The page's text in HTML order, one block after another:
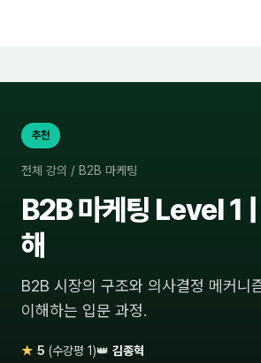
추천
전체 강의 / B2B 마케팅
B2B 마케팅 Level 1 |
해
B2B 시장의 구조와 의사결정 메커니
이해하는 입문 과정.
★ 5 (수강평 1)👑 김종혁